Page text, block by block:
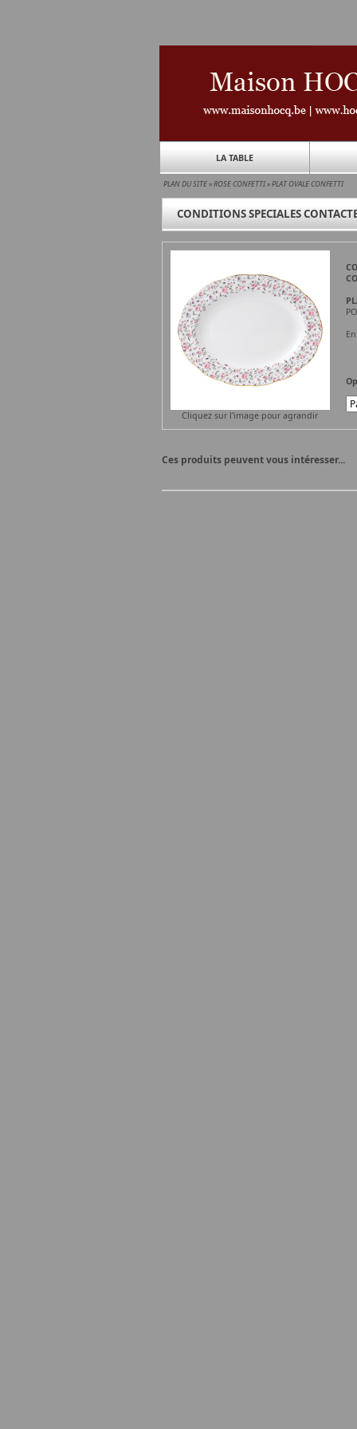
LA TABLE
PLAN DU SITE»ROSE CONFETTI»PLAT OVALE CONFETTI
CONDITIONS SPECIALES
Cliquez sur l'image pour agrandir
Ces produits peuvent vous intéresser...